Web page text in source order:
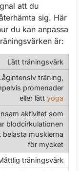
att du
sig. Här
du kan anpassa
är:
Lätt träningsvärk
träning,
promenader
eller lätt yoga
aktivitet som
blodcirkulationen
belasta musklerna
för mycket
träningsvärk